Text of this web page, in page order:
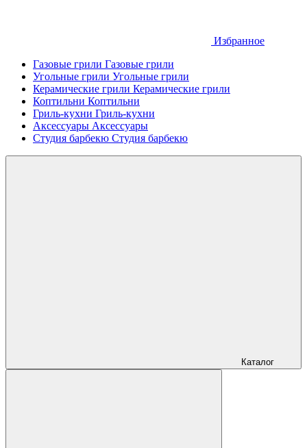
Избранное
Газовые грили Газовые грили
Угольные грили Угольные грили
Керамические грили Керамические грили
Коптильни Коптильни
Гриль-кухни Гриль-кухни
Аксессуары Аксессуары
Студия барбекю Студия барбекю
Каталог